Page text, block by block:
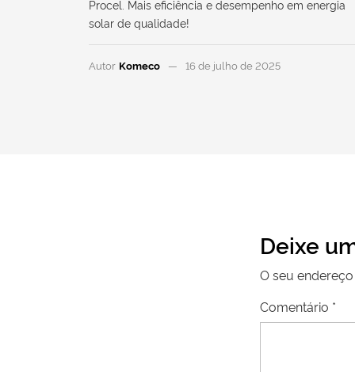
Procel. Mais eficiência e desempenho em energia
solar de qualidade!
Autor Komeco 16 de julho de 2025
Deixe
O seu
Comentário *